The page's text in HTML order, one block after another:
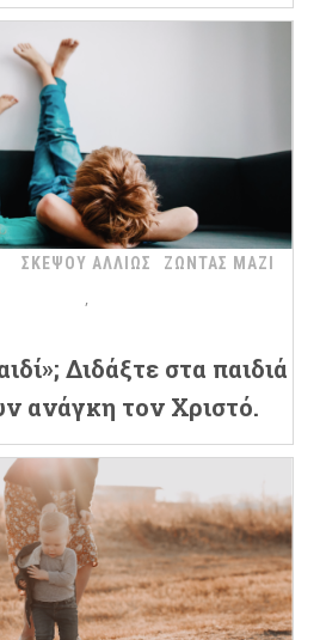
ΣΚΕΨΟΥ ΑΛΛΙΩΣ ΖΩΝΤΑΣ ΜΑΖΙ
Διδάξτε στα παιδιά
ανάγκη τον Χριστό.